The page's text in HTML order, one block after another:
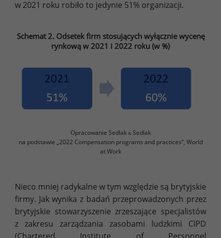
w 2021 roku robiło to jedynie 51% organizacji.
Schemat 2. Odsetek firm stosujących wyłącznie wycenę
rynkową w 2021 i 2022 roku (w %)
Opracowanie Sedlak &Sedlak
na podstawie „2022 Compensation programs and practices”, World
at Work
Nieco mniej radykalne w tym względzie są brytyjskie
firmy. Jak wynika z badań przeprowadzonych przez
brytyjskie stowarzyszenie zrzeszające specjalistów
z zakresu zarządzania zasobami ludzkimi CIPD